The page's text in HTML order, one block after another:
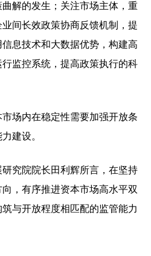
解的发生；关注市场主体，重
间长效政策协商反馈机制，提
息技术和大数据优势，构建高
监控系统，提高政策执行的科
内在稳定性需要加强开放条
建设。
究院院长田利辉所言，在坚持
，有序推进资本市场高水平双
与开放程度相匹配的监管能力